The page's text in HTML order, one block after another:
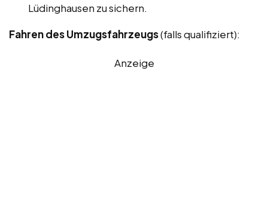
Lüdinghausen zu sichern.
Fahren des Umzugsfahrzeugs(falls qualifiziert):
Anzeige